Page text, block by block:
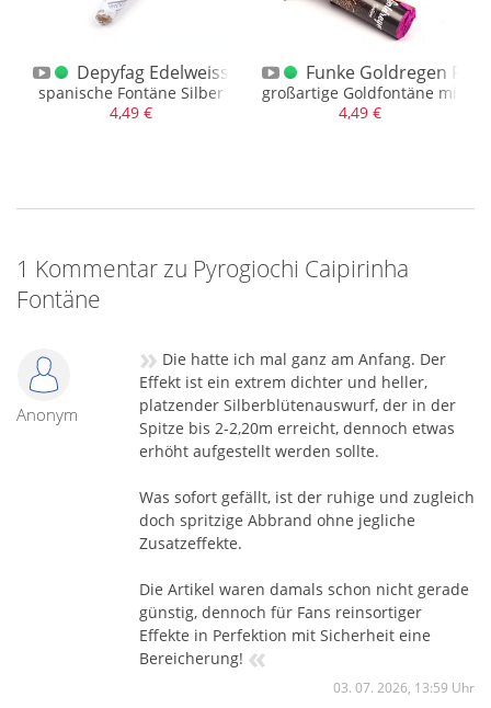
A
Kombination
Depyfag Edelweiss Fontäne
spanische Fontäne Silber
4,49 €
Funke Goldregen
großartige Goldfontäne mit
4,49 €
1 Kommentar zu Pyrogiochi Caipirinha
Fontäne
Anonym
» Die hatte ich mal ganz am Anfang. Der
Effekt ist ein extrem dichter und heller,
platzender Silberblütenauswurf, der in der
Spitze bis 2-2,20m erreicht, dennoch etwas
erhöht aufgestellt werden sollte.
Was sofort gefällt, ist der ruhige und zugleich
doch spritzige Abbrand ohne jegliche
Zusatzeffekte.
Die Artikel waren damals schon nicht gerade
günstig, dennoch für Fans reinsortiger
Effekte in Perfektion mit Sicherheit eine
Bereicherung! «
03. 07. 2026, 13:59 Uhr